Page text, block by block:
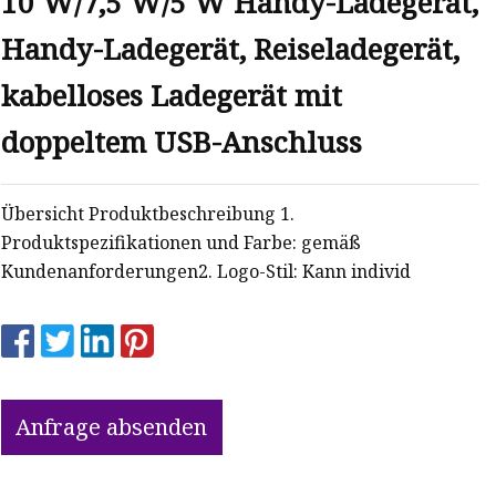
Handy-Ladegerät, Reiseladegerät,
kabelloses Ladegerät mit
doppeltem USB-Anschluss
Übersicht Produktbeschreibung 1.
Produktspezifikationen und Farbe: gemäß
Kundenanforderungen2. Logo-Stil: Kann individ
Anfrage absenden